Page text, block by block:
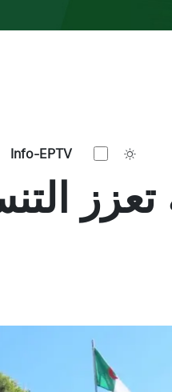
Info-EPTV